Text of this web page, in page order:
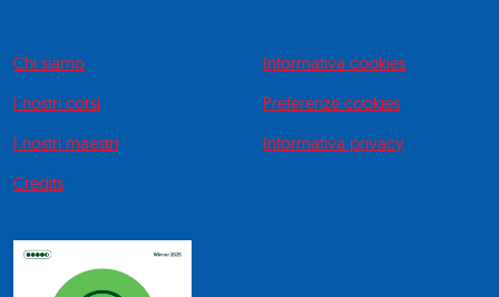
Chi siamo
I nostri corsi
I nostri maestri
Credits
Informativa cookies
Preferenze cookies
Informativa privacy